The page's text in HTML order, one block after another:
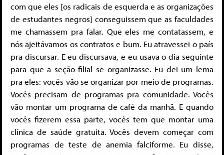
com que eles [os radicais de esquerda e as organizações
de estudantes negros] conseguissem que as faculdades
me chamassem pra falar. Que eles me contatassem, e
nós ajeitávamos os contratos e bum. Eu atravessei o país
pra discursar. E eu discursava, e eu usava o dia seguinte
para que a seção filial se organizasse. Eu dei um lema
pra eles: vocês vão se organizar por meio de programas.
Vocês precisam de programas pra comunidade. Vocês
vão montar um programa de café da manhã. E quando
vocês fizerem essa parte, vocês tem que montar uma
clínica de saúde gratuita. Vocês devem começar com
programas de teste de anemia falciforme. Eu disse,